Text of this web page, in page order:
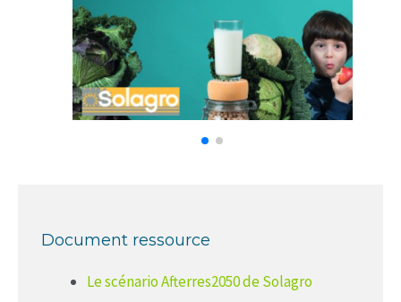
Document ressource
Le scénario Afterres2050 de Solagro